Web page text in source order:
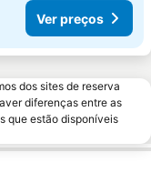
Ver preços
dos sites de reserva
diferenças entre as
que estão disponíveis